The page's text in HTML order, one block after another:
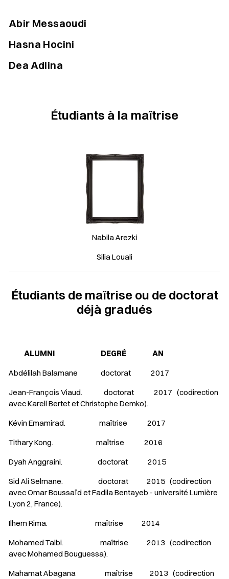
Abir Messaoudi
Hasna Hocini
Dea Adlina
Étudiants à la maîtrise
Nabila Arezki
Silia Louali
Étudiants de maîtrise ou de doctorat
déjà gradués
ALUMNI DEGRÉ AN
Abdélilah Balamane doctorat 2017
Jean-François Viaud. doctorat 2017 (codirection
avec Karell Bertet et Christophe Demko).
Kévin Emamirad. maîtrise 2017
Tithary Kong. maîtrise 2016
Dyah Anggraini. doctorat 2015
Sid Ali Selmane. doctorat 2015 (codirection
avec Omar Boussaïd et Fadila Bentayeb - université Lumière
Lyon 2, France).
Ilhem Rima. maîtrise 2014
Mohamed Talbi. maîtrise 2013 (codirection
avec Mohamed Bouguessa).
Mahamat Abagana maîtrise 2013 (codirection